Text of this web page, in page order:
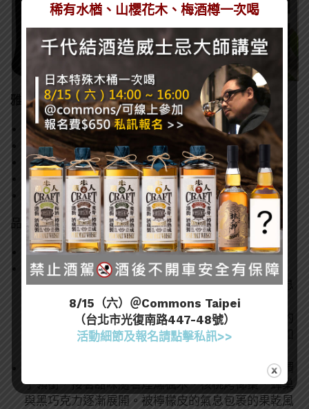
雅柏「Dolce」限量版
容量：700ml
酒精濃度：47.8%
販售地點： 指定菸酒專及酒吧
上市日期：2026年5月30日起陸續販售
建議售價：NT$3,560（實際售價以各店家為主）
品飲筆記
色澤：夕陽般的橘色
香氣：豐富且複雜，煙燻味變得柔和 – 被迸發的杏
桃、飽滿的葡萄乾、黏稠的椰棗和微酸的燉蘋果氣息
所柔化。橘子果醬以明亮的柑橘調性提升了整體層
次。加入少許水後，展現出更深層、更具泥土氣息的
層次：烤蘑菇、松針、言漬魚乾、酸豆與橄欖。宛如
口感：入口是肉桂、八角和一閃而過的甘草辛香料調
子領銜，接著甜味隨著煙燻楓木、核桃烤椰棗、蜂巢
與黑巧克力逐漸展開。被檸檬皮的氣息包裹的果乾風
稀有水楢、山櫻花木、梅酒樽一次喝
8/15（六）＠Commons Taipei
（台北市光復南路447-48號）
活動細節及報名請點擊私訊>>